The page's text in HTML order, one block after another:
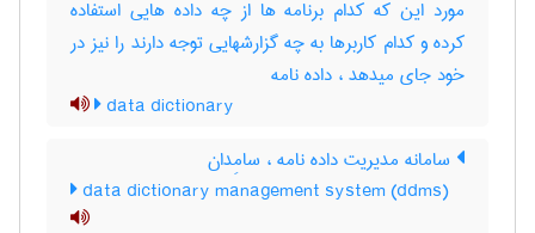
مورد این که کدام برنامه ها از چه داده هایی استفاده
کرده و کدام کاربرها به چه گزارشهایی توجه دارند را نیز در
خود جای میدهد ، داده ‌نامه
data dictionary
سامانه مدیریت داده‌ نامه ، سامِدان
data dictionary management system (ddms)